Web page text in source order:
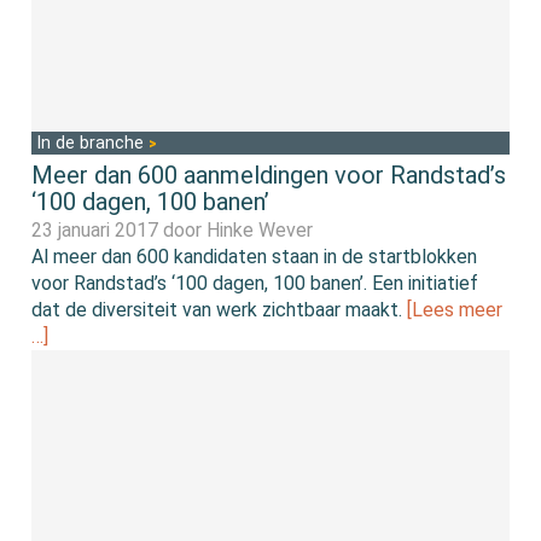
In de branche
Meer dan 600 aanmeldingen voor Randstad’s
‘100 dagen, 100 banen’
23 januari 2017 door Hinke Wever
Al meer dan 600 kandidaten staan in de startblokken
voor Randstad’s ‘100 dagen, 100 banen’. Een initiatief
dat de diversiteit van werk zichtbaar maakt. [Lees meer
…]